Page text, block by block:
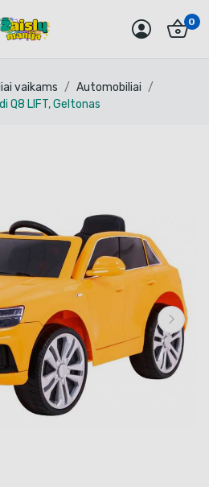
0
vaikams
Automobiliai
Q8 LIFT, Geltonas